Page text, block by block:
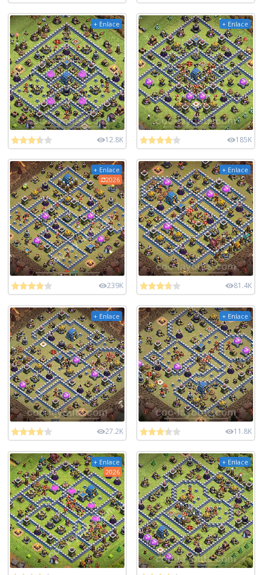
+ Enlace
12.8K
+ Enlace
185K
+ Enlace
2026
239K
+ Enlace
81.4K
+ Enlace
27.2K
+ Enlace
11.8K
+ Enlace
2026
+ Enlace